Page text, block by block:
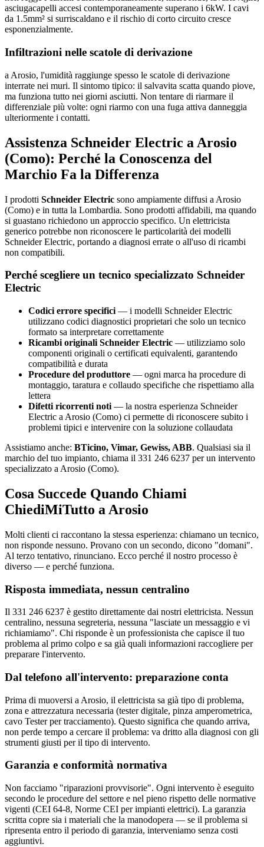
asciugacapelli accesi contemporaneamente superano i 6kW. I cavi
da 1.5mm² si surriscaldano e il rischio di corto circuito cresce
esponenzialmente.
Infiltrazioni nelle scatole di derivazione
a Arosio, l'umidità raggiunge spesso le scatole di derivazione
interrate nei muri. Il sintomo tipico: il salvavita scatta quando piove,
ma funziona tutto nei giorni asciutti. Non tentare di riarmare il
differenziale più volte: ogni riarmo con una fuga attiva danneggia
ulteriormente i contatti.
Assistenza Schneider Electric a Arosio
(Como): Perché la Conoscenza del
Marchio Fa la Differenza
I prodotti Schneider Electric sono ampiamente diffusi a Arosio
(Como) e in tutta la Lombardia. Sono prodotti affidabili, ma quando
si guastano richiedono un approccio specifico. Un elettricista
generico potrebbe non riconoscere le particolarità dei modelli
Schneider Electric, portando a diagnosi errate o all'uso di ricambi
non compatibili.
Perché scegliere un tecnico specializzato Schneider
Electric
Codici errore specifici — i modelli Schneider Electric
utilizzano codici diagnostici proprietari che solo un tecnico
formato sa interpretare correttamente
Ricambi originali Schneider Electric — utilizziamo solo
componenti originali o certificati equivalenti, garantendo
compatibilità e durata
Procedure del produttore — ogni marca ha procedure di
montaggio, taratura e collaudo specifiche che rispettiamo alla
lettera
Difetti ricorrenti noti — la nostra esperienza Schneider
Electric a Arosio (Como) ci permette di riconoscere subito i
problemi tipici e intervenire con la soluzione collaudata
Assistiamo anche: BTicino, Vimar, Gewiss, ABB. Qualsiasi sia il
marchio del tuo impianto, chiama il 331 246 6237 per un intervento
specializzato a Arosio (Como).
Cosa Succede Quando Chiami
ChiediMiTutto a Arosio
Molti clienti ci raccontano la stessa esperienza: chiamano un tecnico,
non risponde nessuno. Provano con un secondo, dicono "domani".
Al terzo tentativo, rinunciano. Ecco perché il nostro processo è
diverso — e perché funziona.
Risposta immediata, nessun centralino
Il 331 246 6237 è gestito direttamente dai nostri elettricista. Nessun
centralino, nessuna segreteria, nessuna "lasciate un messaggio e vi
richiamiamo". Chi risponde è un professionista che capisce il tuo
problema al primo colpo e sa già quali informazioni raccogliere per
preparare l'intervento.
Dal telefono all'intervento: preparazione conta
Prima di muoversi a Arosio, il elettricista sa già tipo di problema,
zona e attrezzatura necessaria (tester digitale, pinza amperometrica,
cavo Tester per tracciamento). Questo significa che quando arriva,
non perde tempo a cercare il problema: va dritto alla diagnosi con gli
strumenti giusti per il tipo di intervento.
Garanzia e conformità normativa
Non facciamo "riparazioni provvisorie". Ogni intervento è eseguito
secondo le procedure del settore e nel pieno rispetto delle normative
vigenti (CEI 64-8, Norme CEI per impianti elettrici). La garanzia
scritta copre sia i materiali che la manodopera — se il problema si
ripresenta entro il periodo di garanzia, interveniamo senza costi
aggiuntivi.